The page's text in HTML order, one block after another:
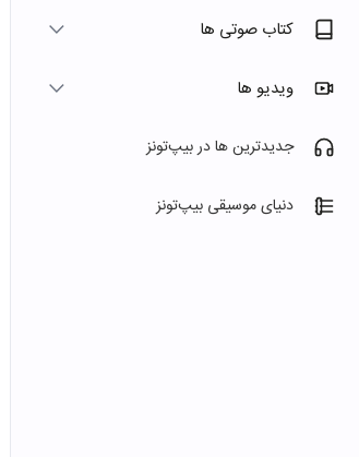
کتاب صوتی ها
ویدیو ها
جدیدترین ها در بیپ‌تونز
دنیای موسیقی بیپ‌تونز